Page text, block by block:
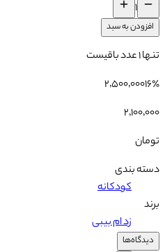
۱
افزودن به سبد
تنها۱عدد باقیست
۲٬۵۰۰٬۰۰۰۱۶٪
۲٬۱۰۰٬۰۰۰
تومان
دسته بندی
کودکانه
برند
زد ام بیبی
دیدگاه‌ها